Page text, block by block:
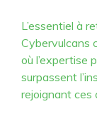
L’essentiel à
Cybervulcans
où l’expertise
surpassent
rejoignant ces